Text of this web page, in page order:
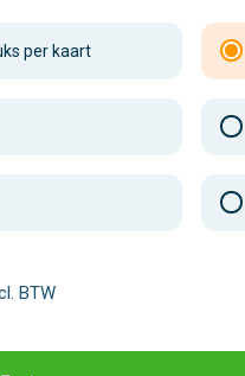
per kaart
BTW